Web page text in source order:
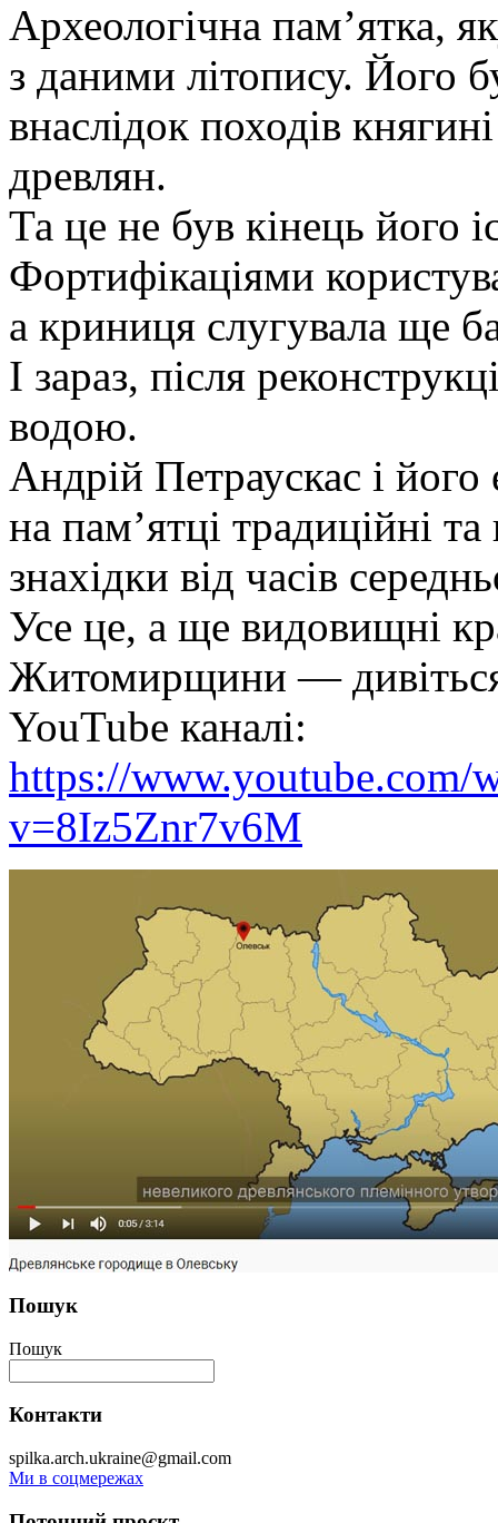
Археологічна пам’ятка,
з даними літопису. Його
внаслідок походів
древлян.
Та це не був кінець його
Фортифікаціями
а криниця слугувала ще
І зараз, після
водою.
Андрій Петраускас і його
на пам’ятці традиційні
знахідки від часів
Усе це, а ще видовищні
Житомирщини —
YouTube каналі:
https://www.youtube.com/
v=8Iz5Znr7v6M
Пошук
Пошук
Контакти
spilka.arch.ukraine@gmail.com
Ми в соцмережах